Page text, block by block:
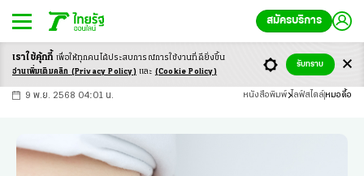
สมัครบริการ
-ก ก ก+
9 พ.ย. 2568 04:01 น. หนังสือพิมพ์ ไลฟ์สไตล์ หมอดื้อ
เราใช้คุ้กกี้ เพื่อให้ทุกคนได้ประสบการณ์การใช้งานที่ดียิ่งขึ้น
อ่านเพิ่มเติมคลิก (Privacy Policy) และ (Cookie Policy)
รับทราบ